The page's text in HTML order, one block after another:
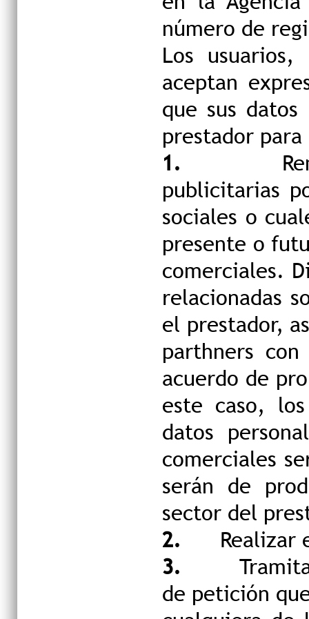
número de
Los
aceptan
que sus
prestador
1.
publicitarias
sociales o
presente o
comerciales.
relacionadas
el prestador,
parthners
acuerdo de
este caso,
datos
comerciales
serán de
sector del
2.
Realizar
3.
de petición